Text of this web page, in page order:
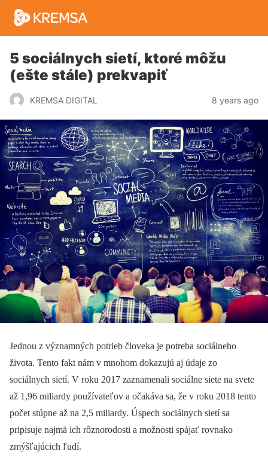
5 sociálnych sietí, ktoré môžu
(ešte stále) prekvapiť
KREMSA DIGITAL 8 years ago
Jednou z významných potrieb človeka je potreba sociálneho
života. Tento fakt nám v mnohom dokazujú aj údaje zo
sociálnych sietí. V roku 2017 zaznamenali sociálne siete na svete
až 1,96 miliardy používateľov a očakáva sa, že v roku 2018 tento
počet stúpne až na 2,5 miliardy. Úspech sociálnych sietí sa
pripisuje najmä ich rôznorodosti a možnosti spájať rovnako
zmýšľajúcich ľudí.